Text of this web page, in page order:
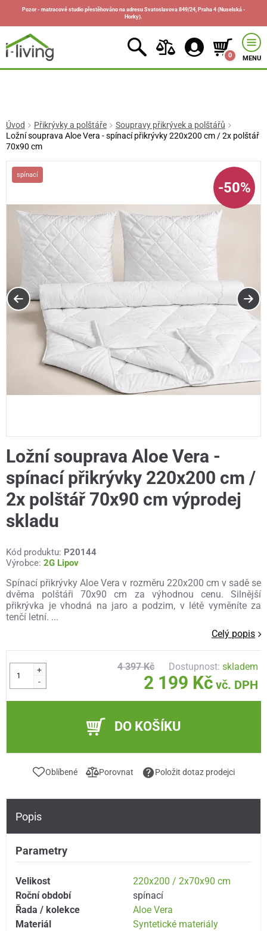
Pozor - matracové studio přestěhováno na adresu Svatoslavova 849/24, Praha 4 (Nuselská -
Horky).
0 MENU
Úvod Přikrývky a polštáře
Soupravy přikrývek a polštářů
Ložní souprava Aloe Vera - spínací přikrývky 220x200 cm / 2x polštář
70x90 cm
spínací
-50%
Ložní souprava Aloe Vera -
spínací přikrývky 220x200 cm /
2x polštář 70x90 cm výprodej
skladu
Kód produktu: P20144
Výrobce: 2G Lipov
Spínací přikrývky Aloe Vera v rozměru 220x200 cm v sadě se
dvěma polštáři 70x90 cm za výhodnou cenu. Silnější
přikrývka je vhodná na jaro a podzim, v létě vyměníte za
tenčí letní. ...
Celý popis
+
-
4 397 Kč Dostupnost:skladem
2 199 Kč vč. DPH
DO KOŠÍKU
Oblíbené Porovnat Položit dotaz prodejci
Popis
Parametry
Velikost
220x200 / 2x70x90 cm
Roční období
spínací
Řada / kolekce
Aloe Vera
Materiál
Syntetické materiály